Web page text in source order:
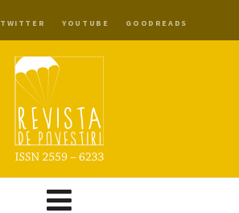
TWITTER YOUTUBE GOODREADS